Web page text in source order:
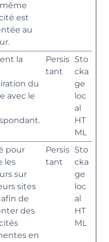
est
au
la
du
avec le
Persis
tant
Sto
cka
ge
loc
al
HT
ML
pour
les
sur
sites
de
des
en
Persis
tant
Sto
cka
ge
loc
al
HT
ML